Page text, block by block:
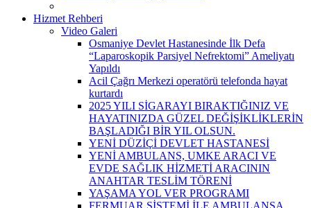
Hizmet Rehberi
Video Galeri
Osmaniye Devlet Hastanesinde İlk Defa
“Laparoskopik Parsiyel Nefrektomi” Ameliyatı
Yapıldı
Acil Çağrı Merkezi operatörü telefonda hayat
kurtardı
2025 YILI SİGARAYI BIRAKTIĞINIZ VE
HAYATINIZDA GÜZEL DEĞİŞİKLİKLERİN
BAŞLADIĞI BİR YIL OLSUN.
YENİ DÜZİÇİ DEVLET HASTANESİ
YENİ AMBULANS, UMKE ARACI VE
EVDE SAĞLIK HİZMETİ ARACININ
ANAHTAR TESLİM TÖRENİ
YAŞAMA YOL VER PROGRAMI
FERMUAR SİSTEMİ İLE AMBULANSA